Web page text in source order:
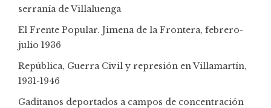
serranía de Villaluenga
El Frente Popular. Jimena de la Frontera, febrero-
julio 1936
República, Guerra Civil y represión en Villamartín,
1931-1946
Gaditanos deportados a campos de concentración